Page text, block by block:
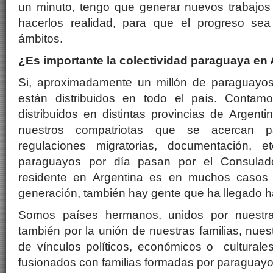
un minuto, tengo que generar nuevos
hacerlos realidad, para que el progreso
ámbitos.
¿Es importante la colectividad paraguaya en
Si, aproximadamente un millón de
están distribuidos en todo el país.
distribuidos en distintas provincias de
nuestros compatriotas que se acercan
regulaciones migratorias, documentación,
paraguayos por día pasan por el
residente en Argentina es en muchos
generación, también hay gente que ha llegado
Somos países hermanos, unidos por
también por la unión de nuestras familias,
de vínculos políticos, económicos o
fusionados con familias formadas por